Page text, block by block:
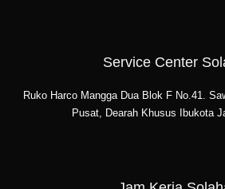
Service Center
Ruko Harco Mangga Dua Blok F No.41.
Pusat, Dearah Khusus Ibukota